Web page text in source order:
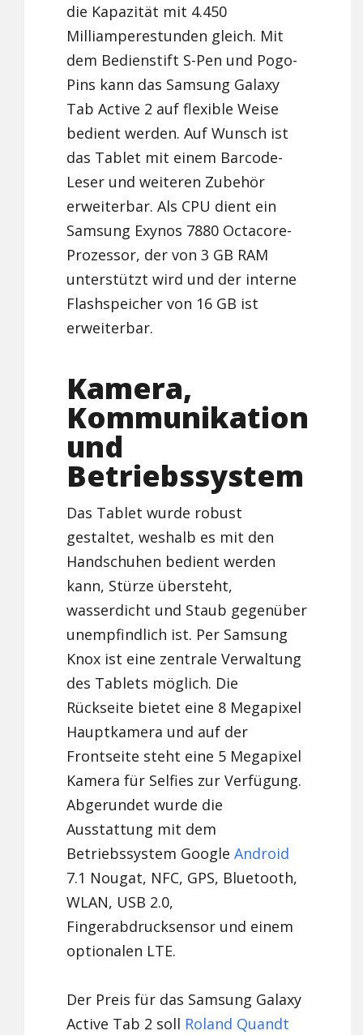
die Kapazität mit 4.450
Milliamperestunden gleich. Mit
dem Bedienstift S-Pen und Pogo-
Pins kann das Samsung Galaxy
Tab Active 2 auf flexible Weise
bedient werden. Auf Wunsch ist
das Tablet mit einem Barcode-
Leser und weiteren Zubehör
erweiterbar. Als CPU dient ein
Samsung Exynos 7880 Octacore-
Prozessor, der von 3 GB RAM
unterstützt wird und der interne
Flashspeicher von 16 GB ist
erweiterbar.
Kamera,
Kommunikation
und
Betriebssystem
Das Tablet wurde robust
gestaltet, weshalb es mit den
Handschuhen bedient werden
kann, Stürze übersteht,
wasserdicht und Staub gegenüber
unempfindlich ist. Per Samsung
Knox ist eine zentrale Verwaltung
des Tablets möglich. Die
Rückseite bietet eine 8 Megapixel
Hauptkamera und auf der
Frontseite steht eine 5 Megapixel
Kamera für Selfies zur Verfügung.
Abgerundet wurde die
Ausstattung mit dem
Betriebssystem GoogleAndroid
7.1 Nougat, NFC, GPS, Bluetooth,
WLAN, USB 2.0,
Fingerabdrucksensor und einem
optionalen LTE.
Der Preis für das Samsung Galaxy
Active Tab 2 soll Roland Quandt